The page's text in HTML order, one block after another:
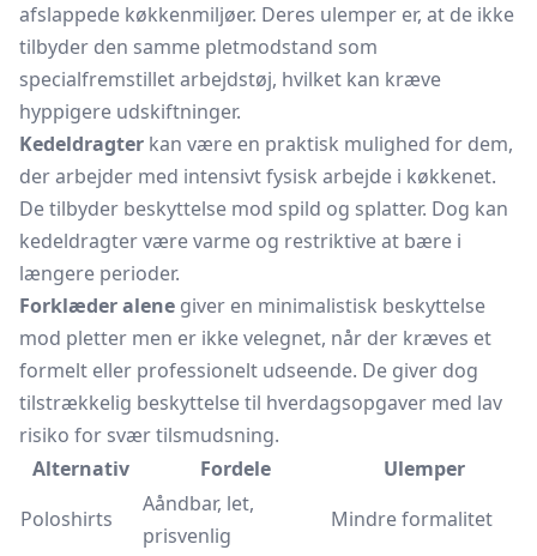
afslappede køkkenmiljøer. Deres ulemper er, at de ikke
tilbyder den samme pletmodstand som
specialfremstillet arbejdstøj, hvilket kan kræve
hyppigere udskiftninger.
Kedeldragter kan være en praktisk mulighed for dem,
der arbejder med intensivt fysisk arbejde i køkkenet.
De tilbyder beskyttelse mod spild og splatter. Dog kan
kedeldragter være varme og restriktive at bære i
længere perioder.
Forklæder alene giver en minimalistisk beskyttelse
mod pletter men er ikke velegnet, når der kræves et
formelt eller professionelt udseende. De giver dog
tilstrækkelig beskyttelse til hverdagsopgaver med lav
risiko for svær tilsmudsning.
Alternativ
Fordele
Ulemper
Poloshirts
Aåndbar, let,
prisvenlig
Mindre formalitet